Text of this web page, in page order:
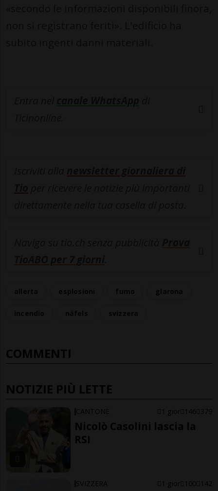
COMMENTI
NOTIZIE PIÙ LETTE
CANTONE 1 gior 146 379
Nicolò Casolini lascia la
RSI
SVIZZERA 1 gior 100 142